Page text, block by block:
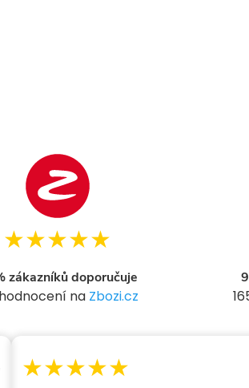
★★★★★
zákazníků doporučuje
na Zbozi.cz
★★★★★